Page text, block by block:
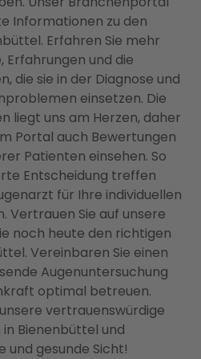
Informationen zu den
Erfahren Sie mehr
Erfahrungen und die
die sie in der Diagnose und
einsetzen. Die
liegt uns am Herzen, daher
Portal auch Bewertungen
Patienten einsehen. So
Entscheidung treffen
für Ihre individuellen
Vertrauen Sie auf unsere
noch heute den richtigen
Vereinbaren Sie einen
Augenuntersuchung
optimal betreuen.
vertrauenswürdige
Bienenbüttel und
und gesunde Sicht!